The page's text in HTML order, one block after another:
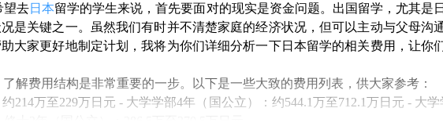
望去日本留学的学生来说，首先要面对的现实是资金问题。出国留学，尤其是
是关键之一。虽然我们有时并不清楚家庭的经济状况，但可以主动与父母沟
大家更好地制定计划，我将为你们详细分析一下日本留学的相关费用，让你
解费用结构是非常重要的一步。以下是一些大致的费用列表，供大家参考：
214万至229万日元 - 大学学部4年（国公立）：约544.1万至712.1万日元 - 大学